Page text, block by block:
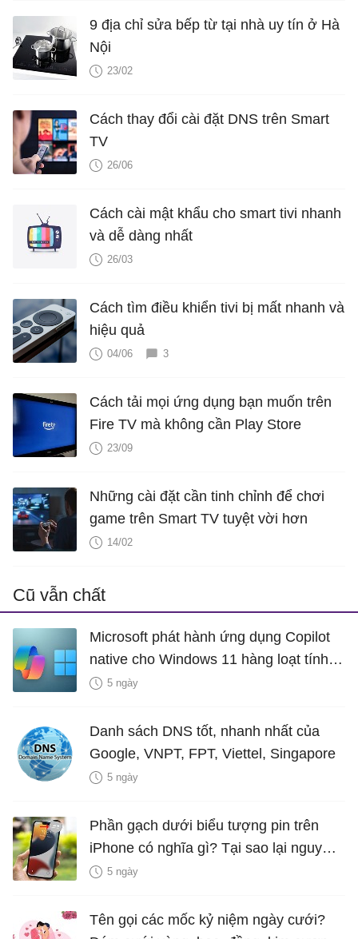
9 địa chỉ sửa bếp từ tại nhà uy tín ở Hà
Nội
23/02
Cách thay đổi cài đặt DNS trên Smart
TV
26/06
Cách cài mật khẩu cho smart tivi nhanh
và dễ dàng nhất
26/03
Cách tìm điều khiển tivi bị mất nhanh và
hiệu quả
04/06 3
Cách tải mọi ứng dụng bạn muốn trên
Fire TV mà không cần Play Store
23/09
Những cài đặt cần tinh chỉnh để chơi
game trên Smart TV tuyệt vời hơn
14/02
Cũ vẫn chất
Microsoft phát hành ứng dụng Copilot
native cho Windows 11 hàng loạt tính
năng mới Hữu Ích
5 ngày
Danh sách DNS tốt, nhanh nhất của
Google, VNPT, FPT, Viettel, Singapore
5 ngày
Phần gạch dưới biểu tượng pin trên
iPhone có nghĩa gì? Tại sao lại nguy
hiểm?
5 ngày
Tên gọi các mốc kỷ niệm ngày cưới?